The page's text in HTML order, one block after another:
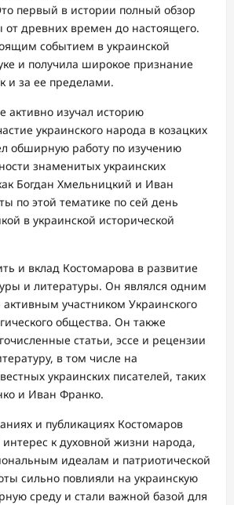
первый в истории полный обзор
от древних времен до настоящего.
событием в украинской
и получила широкое признание
и за ее пределами.
активно изучал историю
украинского народа в козацких
обширную работу по изучению
знаменитых украинских
Богдан Хмельницкий и Иван
по этой тематике по сей день
в украинской исторической
и вклад Костомарова в развитие
и литературы. Он являлся одним
активным участником Украинского
общества. Он также
статьи, эссе и рецензии
в том числе на
украинских писателей, таких
и Иван Франко.
и публикациях Костомаров
к духовной жизни народа,
идеалам и патриотической
сильно повлияли на украинскую
среду и стали важной базой для